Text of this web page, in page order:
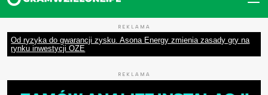
REKLAMA
Od ryzyka do gwarancji zysku. Asona Energy zmienia zasady gry na
rynku inwestycji OZE
REKLAMA